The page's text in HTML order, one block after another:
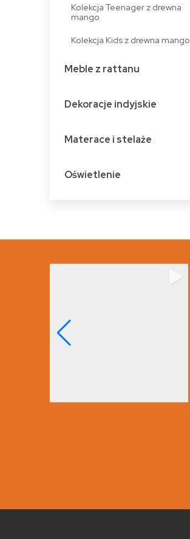
Kolekcja Teenager z drewna
mango
Kolekcja Kids z drewna mango
Meble z rattanu
Dekoracje indyjskie
Materace i stelaże
Oświetlenie